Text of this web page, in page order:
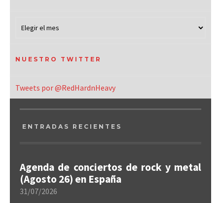
NUESTRO TWITTER
Tweets por @RedHardnHeavy
ENTRADAS RECIENTES
Agenda de conciertos de rock y metal
(Agosto 26) en España
31/07/2026